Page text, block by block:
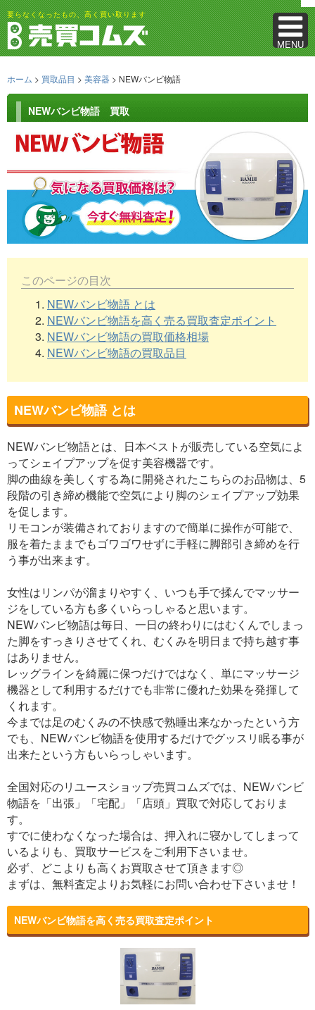
MENU
要らなくなったもの、高く買い取ります
ホーム > 買取品目 > 美容器 > NEWバンビ物語
NEWバンビ物語 買取
このページの目次
1. NEWバンビ物語 とは
2. NEWバンビ物語を高く売る買取査定ポイント
3. NEWバンビ物語の買取価格相場
4. NEWバンビ物語の買取品目
NEWバンビ物語 とは
NEWバンビ物語とは、日本ベストが販売している空気によ
ってシェイプアップを促す美容機器です。
脚の曲線を美しくする為に開発されたこちらのお品物は、5
段階の引き締め機能で空気により脚のシェイプアップ効果
を促します。
リモコンが装備されておりますので簡単に操作が可能で、
服を着たままでもゴワゴワせずに手軽に脚部引き締めを行
う事が出来ます。
女性はリンパが溜まりやすく、いつも手で揉んでマッサー
ジをしている方も多くいらっしゃると思います。
NEWバンビ物語は毎日、一日の終わりにはむくんでしまっ
た脚をすっきりさせてくれ、むくみを明日まで持ち越す事
はありません。
レッグラインを綺麗に保つだけではなく、単にマッサージ
機器として利用するだけでも非常に優れた効果を発揮して
くれます。
今までは足のむくみの不快感で熟睡出来なかったという方
でも、NEWバンビ物語を使用するだけでグッスリ眠る事が
出来たという方もいらっしゃいます。
全国対応のリユースショップ売買コムズでは、NEWバンビ
物語を「出張」「宅配」「店頭」買取で対応しておりま
す。
すでに使わなくなった場合は、押入れに寝かしてしまって
いるよりも、買取サービスをご利用下さいませ。
必ず、どこよりも高くお買取させて頂きます◎
まずは、無料査定よりお気軽にお問い合わせ下さいませ！
NEWバンビ物語を高く売る買取査定ポイント